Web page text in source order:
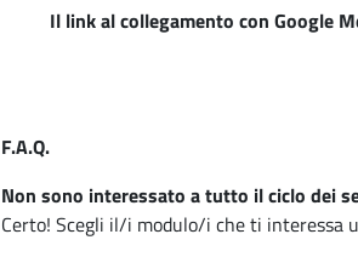
Il link al collegamento con Google
F.A.Q.
Non sono interessato a tutto il ciclo dei
Certo! Scegli il/i modulo/i che ti interessa